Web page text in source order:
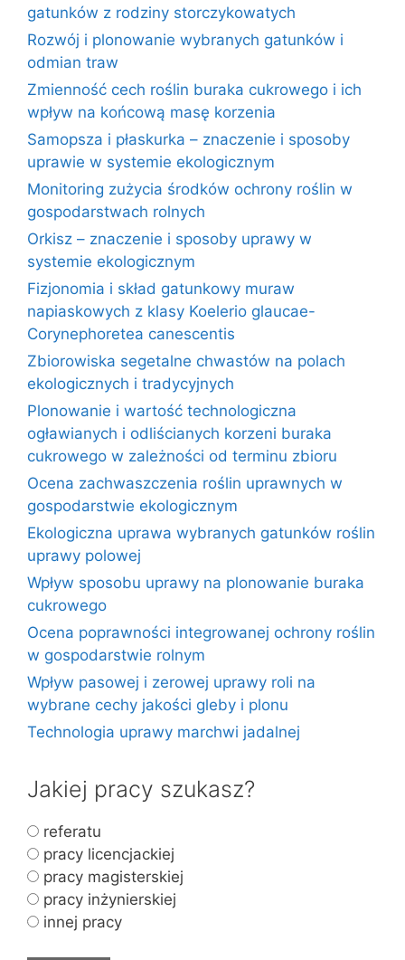
gatunków z rodziny storczykowatych
Rozwój i plonowanie wybranych gatunków i
odmian traw
Zmienność cech roślin buraka cukrowego i ich
wpływ na końcową masę korzenia
Samopsza i płaskurka – znaczenie i sposoby
uprawie w systemie ekologicznym
Monitoring zużycia środków ochrony roślin w
gospodarstwach rolnych
Orkisz – znaczenie i sposoby uprawy w
systemie ekologicznym
Fizjonomia i skład gatunkowy muraw
napiaskowych z klasy Koelerio glaucae-
Corynephoretea canescentis
Zbiorowiska segetalne chwastów na polach
ekologicznych i tradycyjnych
Plonowanie i wartość technologiczna
ogławianych i odliścianych korzeni buraka
cukrowego w zależności od terminu zbioru
Ocena zachwaszczenia roślin uprawnych w
gospodarstwie ekologicznym
Ekologiczna uprawa wybranych gatunków roślin
uprawy polowej
Wpływ sposobu uprawy na plonowanie buraka
cukrowego
Ocena poprawności integrowanej ochrony roślin
w gospodarstwie rolnym
Wpływ pasowej i zerowej uprawy roli na
wybrane cechy jakości gleby i plonu
Technologia uprawy marchwi jadalnej
Jakiej pracy szukasz?
referatu
pracy licencjackiej
pracy magisterskiej
pracy inżynierskiej
innej pracy